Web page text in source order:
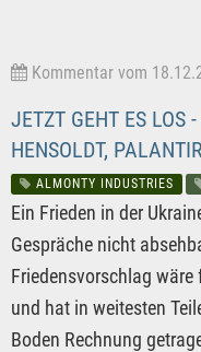
Kommentar vom
JETZT GEHT ES LOS
HENSOLDT, PALANTIR
ALMONTY INDUSTRIES
Ein Frieden in der
Gespräche nicht
Friedensvorschlag
und hat in weitesten
Boden Rechnung